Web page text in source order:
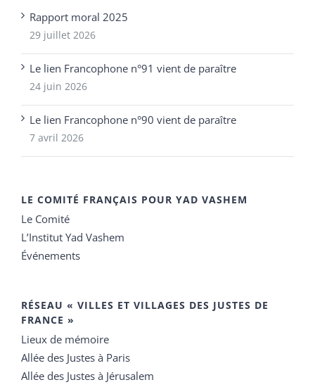
Rapport moral 2025
29 juillet 2026
Le lien Francophone n°91 vient de paraître
24 juin 2026
Le lien Francophone n°90 vient de paraître
7 avril 2026
LE COMITÉ FRANÇAIS POUR YAD VASHEM
Le Comité
L’Institut Yad Vashem
Événements
RÉSEAU « VILLES ET VILLAGES DES JUSTES DE
FRANCE »
Lieux de mémoire
Allée des Justes à Paris
Allée des Justes à Jérusalem